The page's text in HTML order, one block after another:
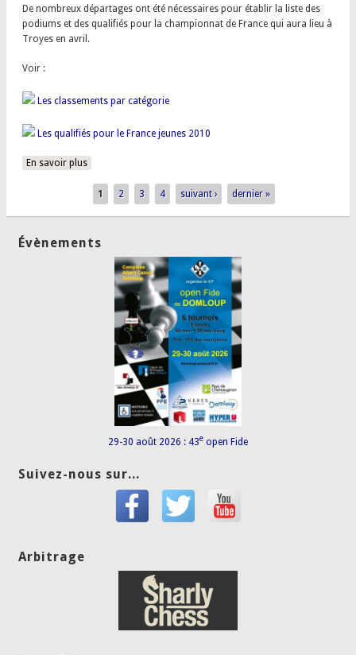
De nombreux départages ont été nécessaires pour établir la liste des
podiums et des qualifiés pour la championnat de France qui aura lieu à
Troyes en avril.
Voir :
Les classements par catégorie
Les qualifiés pour le France jeunes 2010
En savoir plusà propos de Bretagne jeunes 2010 : résultats finaux
1 2 3 4 suivant › dernier »
Évènements
29-30 août 2026 : 43e open Fide
Suivez-nous sur...
Arbitrage